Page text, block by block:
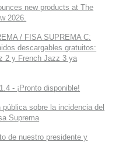
new products at The
2026.
/ FISA SUPREMA C:
descargables gratuitos:
2 y French Jazz 3 ya
- ¡Pronto disponible!
pública sobre la incidencia del
Suprema
de nuestro presidente y